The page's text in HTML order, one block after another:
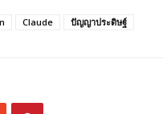
Claude ปัญญาประดิษฐ์